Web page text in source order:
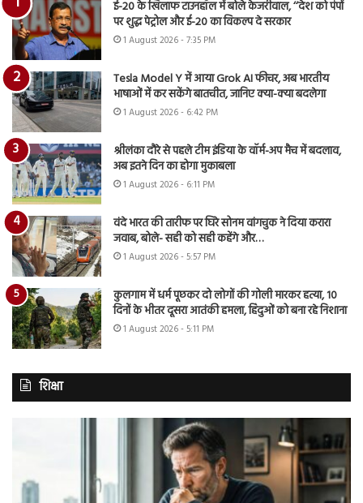
ई-20 के खिलाफ टाउनहॉल में बोले केजरीवाल, ‘‘देश को पंपों
पर शुद्ध पेट्रोल और ई-20 का विकल्प दे सरकार
1 August 2026 - 7:35 PM
Tesla Model Y में आया Grok AI फीचर, अब भारतीय
भाषाओं में कर सकेंगे बातचीत, जानिए क्या-क्या बदलेगा
1 August 2026 - 6:42 PM
श्रीलंका दौरे से पहले टीम इंडिया के वॉर्म-अप मैच में बदलाव,
अब इतने दिन का होगा मुकाबला
1 August 2026 - 6:11 PM
वंदे भारत की तारीफ पर घिरे सोनम वांगचुक ने दिया करारा
जवाब, बोले- सही को सही कहेंगे और…
1 August 2026 - 5:57 PM
कुलगाम में धर्म पूछकर दो लोगों की गोली मारकर हत्या, 10
दिनों के भीतर दूसरा आतंकी हमला, हिंदुओं को बना रहे निशाना
1 August 2026 - 5:11 PM
शिक्षा